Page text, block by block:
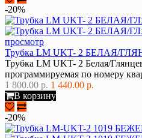
-20%
просмотр
Трубка LM UKT- 2 БЕЛАЯ/
Трубка LM UKT- 2 Белая/
программируемая по номеру
1 800.00 р. 1 440.00 р.
В корзину
-20%